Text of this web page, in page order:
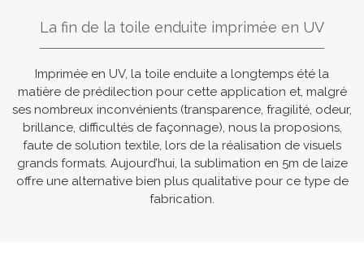
La fin de la toile enduite imprimée en UV
Imprimée en UV, la toile enduite a longtemps été la
matière de prédilection pour cette application et, malgré
ses nombreux inconvénients (transparence, fragilité, odeur,
brillance, difficultés de façonnage), nous la proposions,
faute de solution textile, lors de la réalisation de visuels
grands formats. Aujourd’hui, la sublimation en 5m de laize
offre une alternative bien plus qualitative pour ce type de
fabrication.